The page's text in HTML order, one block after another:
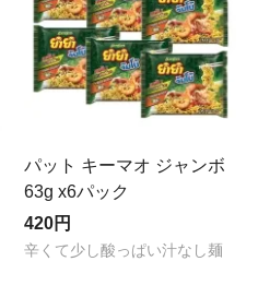
パット キーマオ ジャンボ
63g x6パック
420円
辛くて少し酸っぱい汁なし麺